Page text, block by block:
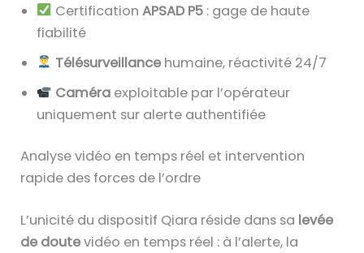
Certification APSAD P5: gage de haute
fiabilité
Télésurveillancehumaine, réactivité 24/7
Caméraexploitable par l’opérateur
uniquement sur alerte authentifiée
Analyse vidéo en temps réel et intervention
rapide des forces de l’ordre
L’unicité du dispositif Qiara réside dans sa levée
de doutevidéo en temps réel : à l’alerte, la